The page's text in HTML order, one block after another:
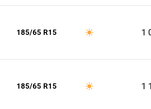
185/65 R15 1
185/65 R15 1